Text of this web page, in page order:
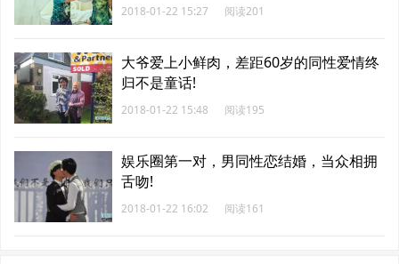
2018-01-22 15:27 阅读201
大爷爱上小鲜肉，差距60岁的同性爱情终
归不是童话!
2018-01-22 15:48 阅读195
娱乐圈第一对，男同性恋结婚，当众相拥
舌吻!
2018-01-22 16:02 阅读161